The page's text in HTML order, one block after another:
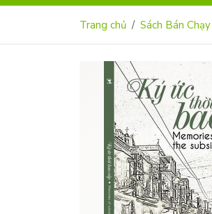
Trang chủ Sách Bán Chạy